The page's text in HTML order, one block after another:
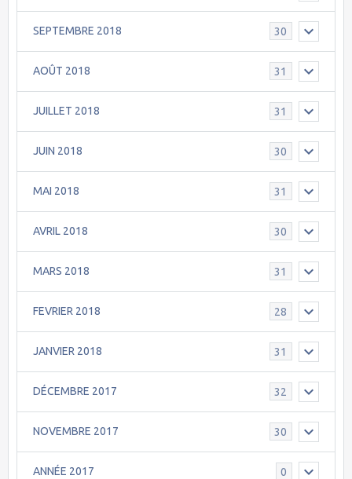
SEPTEMBRE 2018 30
AOÛT 2018 31
JUILLET 2018 31
JUIN 2018 30
MAI 2018 31
AVRIL 2018 30
MARS 2018 31
FEVRIER 2018 28
JANVIER 2018 31
DÉCEMBRE 2017 32
NOVEMBRE 2017 30
ANNÉE 2017 0